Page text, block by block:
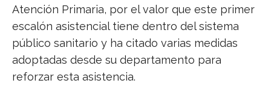
Atención Primaria, por el valor que este primer
escalón asistencial tiene dentro del sistema
público sanitario y ha citado varias medidas
adoptadas desde su departamento para
reforzar esta asistencia.